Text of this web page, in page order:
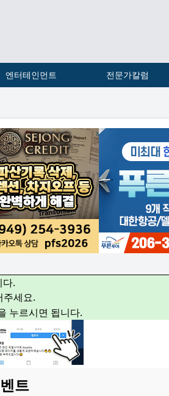
엔터테인먼트 전문가칼럼
.
주세요.
누르시면 됩니다.
트